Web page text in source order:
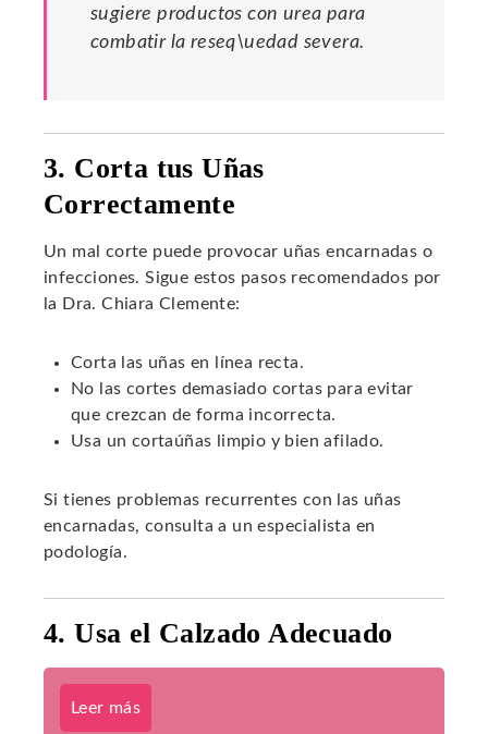
sugiere productos con urea para
combatir la reseq\uedad severa.
3. Corta tus Uñas
Correctamente
Un mal corte puede provocar uñas encarnadas o
infecciones. Sigue estos pasos recomendados por
la Dra. Chiara Clemente:
Corta las uñas en línea recta.
No las cortes demasiado cortas para evitar
que crezcan de forma incorrecta.
Usa un cortaúñas limpio y bien afilado.
Si tienes problemas recurrentes con las uñas
encarnadas, consulta a un especialista en
podología.
4. Usa el Calzado Adecuado
Leer más